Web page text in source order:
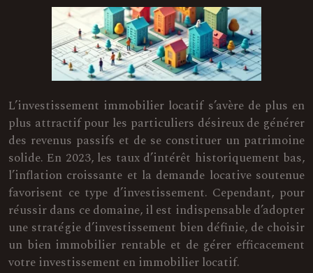
L’investissement immobilier locatif s’avère de plus en
plus attractif pour les particuliers désireux de générer
des revenus passifs et de se constituer un patrimoine
solide. En 2023, les taux d’intérêt historiquement bas,
l’inflation croissante et la demande locative soutenue
favorisent ce type d’investissement. Cependant, pour
réussir dans ce domaine, il est indispensable d’adopter
une stratégie d’investissement bien définie, de choisir
un bien immobilier rentable et de gérer efficacement
votre investissement en immobilier locatif.